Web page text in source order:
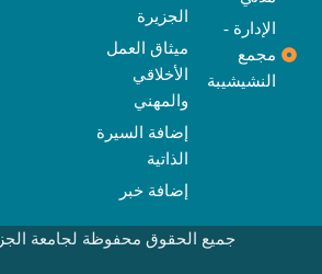
الإدارة -
مجمع
النشيشيبة
الجزيرة
ميثاق العمل
الأخلاقي
والمهني
إضافة السيرة
إضافة خبر
جميع الحقوق محفوظة لجامعة الجزيرة © 2025